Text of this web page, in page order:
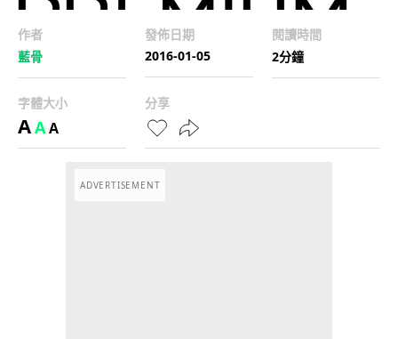
作者
藍骨
發佈日期
2016-01-05
閱讀時間
2分鐘
字體大小
AAA
分享
ADVERTISEMENT